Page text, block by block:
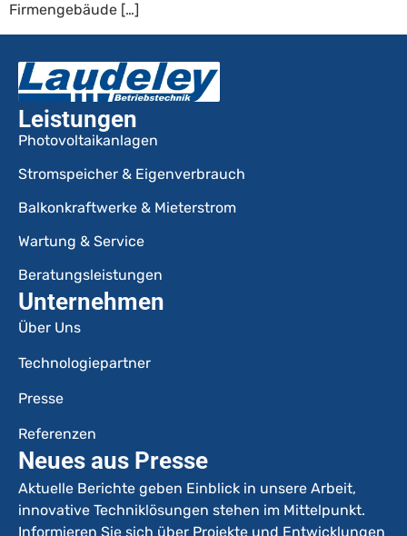
Firmengebäude […]
Leistungen
Photovoltaikanlagen
Stromspeicher & Eigenverbrauch
Balkonkraftwerke & Mieterstrom
Wartung & Service
Beratungsleistungen
Unternehmen
Über Uns
Technologiepartner
Presse
Referenzen
Neues aus Presse
Aktuelle Berichte geben Einblick in unsere Arbeit,
innovative Techniklösungen stehen im Mittelpunkt.
Informieren Sie sich über Projekte und Entwicklungen